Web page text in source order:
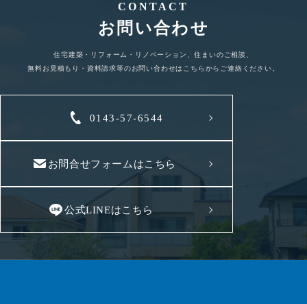
CONTACT
お問い合わせ
住宅建築・リフォーム・リノベーション、住まいのご相談、
無料お見積もり・資料請求等のお問い合わせはこちらからご連絡ください。
0143-57-6544
お問合せフォームはこちら
公式LINEはこちら